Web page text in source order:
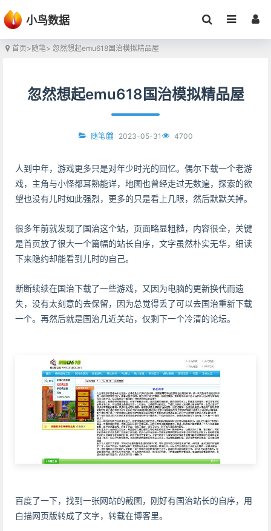
小鸟数据
首页>随笔> 忽然想起emu618国治模拟精品屋
忽然想起emu618国治模拟精品屋
随笔 2023-05-31 4700
人到中年，游戏更多只是对年少时光的回忆。偶尔下载一个老游
戏，主角与小怪都耳熟能详，地图也曾经走过无数遍，探索的欲
望也没有儿时如此强烈，更多的只是看上几眼，然后默默关掉。
很多年前就发现了国治这个站，页面略显粗糙，内容很全，关键
是首页放了很大一个篇幅的站长自序，文字虽然朴实无华，细读
下来隐约却能看到儿时的自己。
断断续续在国治下载了一些游戏，又因为电脑的更新换代而遗
失，没有太刻意的去保留，因为总觉得丢了可以去国治重新下载
一个。再然后就是国治几近关站，仅剩下一个冷清的论坛。
百度了一下，找到一张网站的截图，刚好有国治站长的自序，用
白描网页版转成了文字，转载在博客里。